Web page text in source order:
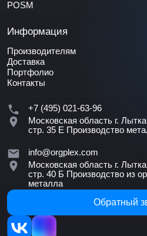
POSM
Информация
Производителям
Доставка
Портфолио
Контакты
+7 (495) 021-63-96
Московская область г.
стр. 35 Е Производство
info@orgplex.com
Московская область г.
стр. 40 Б Производство из
металла
Обратный